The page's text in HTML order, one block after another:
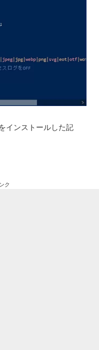
インストールした記
ク